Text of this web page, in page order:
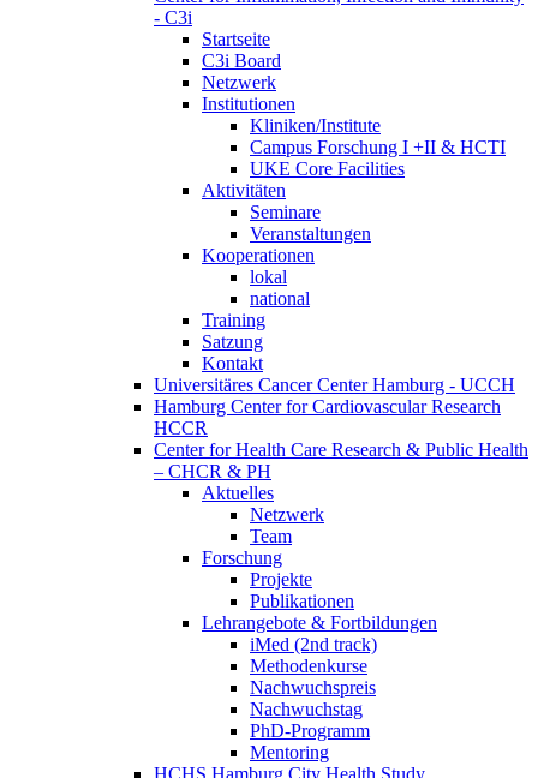
- C3i
Startseite
C3i Board
Netzwerk
Institutionen
Kliniken/Institute
Campus Forschung I +II & HCTI
UKE Core Facilities
Aktivitäten
Seminare
Veranstaltungen
Kooperationen
lokal
national
Training
Satzung
Kontakt
Universitäres Cancer Center Hamburg - UCCH
Hamburg Center for Cardiovascular Research
HCCR
Center for Health Care Research & Public Health
– CHCR & PH
Aktuelles
Netzwerk
Team
Forschung
Projekte
Publikationen
Lehrangebote & Fortbildungen
iMed (2nd track)
Methodenkurse
Nachwuchspreis
Nachwuchstag
PhD-Programm
Mentoring
HCHS Hamburg City Health Study